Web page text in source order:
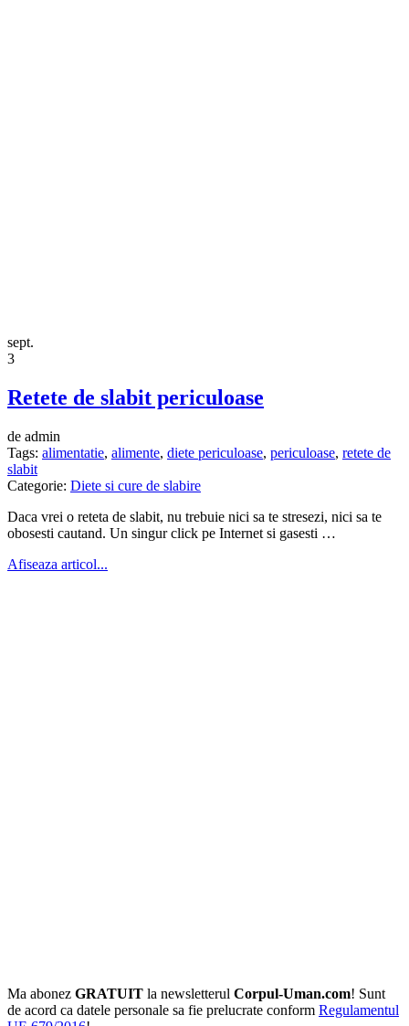
sept.
3
Retete de slabit periculoase
de admin
Tags: alimentatie, alimente, diete periculoase, periculoase, retete de
slabit
Categorie: Diete si cure de slabire
Daca vrei o reteta de slabit, nu trebuie nici sa te stresezi, nici sa te
obosesti cautand. Un singur click pe Internet si gasesti …
Afiseaza articol...
Ma abonez GRATUIT la newsletterul Corpul-Uman.com! Sunt
de acord ca datele personale sa fie prelucrate conform Regulamentul